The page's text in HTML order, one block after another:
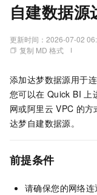
自建数据源
更新时间： 2026-07-02
复制 MD 格式
添加达梦数据源用于
您可以在 Quick BI 上
网或阿里云 VPC 的方
达梦自建数据源。
前提条件
请确保您的网络连